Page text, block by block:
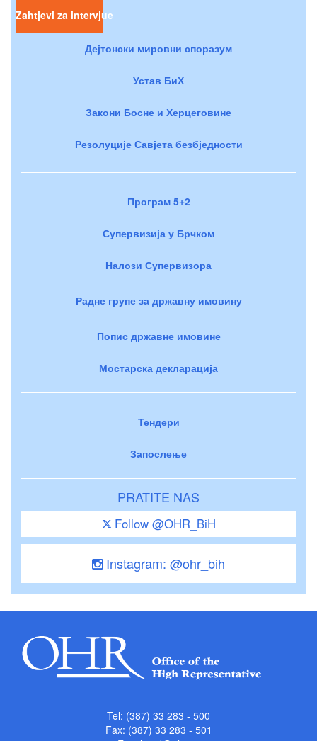
Zahtjevi za intervjue
Дејтонски мировни споразум
Устав БиХ
Закони Босне и Херцеговине
Резолуције Савјета безбједности
Програм 5+2
Супервизија у Брчком
Налози Супервизора
Радне групе за државну имовину
Попис државне имовине
Мостарска декларација
Тендери
Запослење
PRATITE NAS
Follow @OHR_BiH
Instagram: @ohr_bih
Tel: (387) 33 283 - 500
Fax: (387) 33 283 - 501